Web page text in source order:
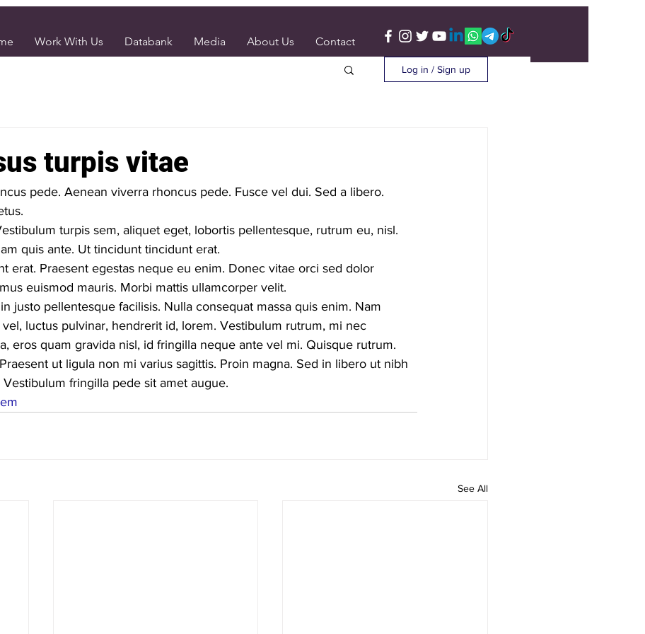
Work With Us Databank Media About Us Contact
Log in / Sign up
turpis vitae
pede. Aenean viverra rhoncus pede. Fusce vel dui. Sed a libero.
turpis sem, aliquet eget, lobortis pellentesque, rutrum eu, nisl.
quis ante. Ut tincidunt tincidunt erat.
erat. Praesent egestas neque eu enim. Donec vitae orci sed dolor
euismod mauris. Morbi mattis ullamcorper velit.
justo pellentesque facilisis. Nulla consequat massa quis enim. Nam
luctus pulvinar, hendrerit id, lorem. Vestibulum rutrum, mi nec
eros quam gravida nisl, id fringilla neque ante vel mi. Quisque rutrum.
ut ligula non mi varius sagittis. Proin magna. Sed in libero ut nibh
Vestibulum fringilla pede sit amet augue.
See All